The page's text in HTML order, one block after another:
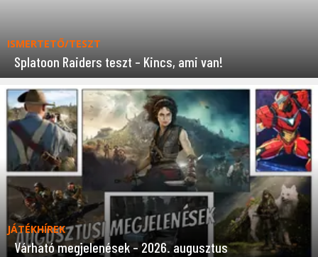
ISMERTETŐ/TESZT
Splatoon Raiders teszt – Kincs, ami van!
JÁTÉKHÍREK
Várható megjelenések – 2026. augusztus